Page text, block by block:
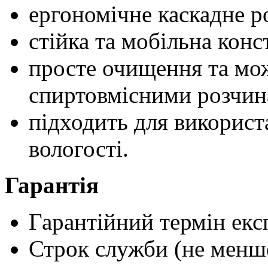
ергономічне каскадне
стійка та мобільна
просте очищення та
спиртовмісними
підходить для
вологості.
Гарантія
Гарантійний термін
Строк служби (не